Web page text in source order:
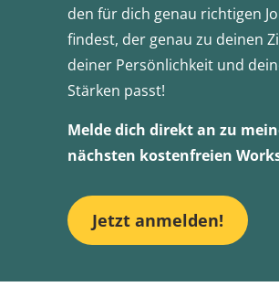
den für dich genau richtigen
findest, der genau zu deinen
deiner Persönlichkeit und
Stärken passt!
Melde dich direkt an zu
nächsten kostenfreien
Jetzt anmelden!